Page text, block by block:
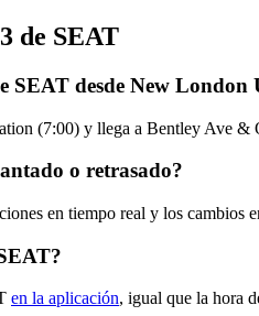
de SEAT
SEAT desde New London
(7:00) y llega a Bentley Ave
o retrasado?
en tiempo real y los cambios
en la aplicación, igual que la hora